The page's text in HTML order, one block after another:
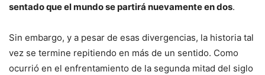
sentado que el mundo se partirá nuevamente en dos.
Sin embargo, y a pesar de esas divergencias, la historia tal
vez se termine repitiendo en más de un sentido. Como
ocurrió en el enfrentamiento de la segunda mitad del siglo